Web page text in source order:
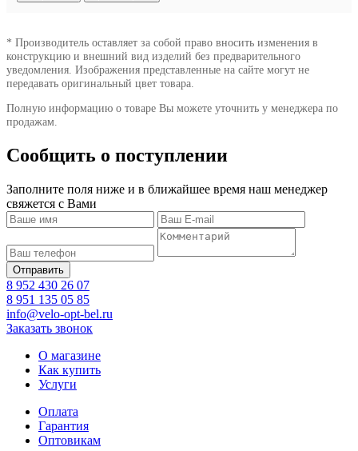
* Производитель оставляет за собой право вносить изменения в
конструкцию и внешний вид изделий без предварительного
уведомления. Изображения представленные на сайте могут не
передавать оригинальный цвет товара.
Полную информацию о товаре Вы можете уточнить у менеджера по
продажам.
Сообщить о поступлении
Заполните поля ниже и в ближайшее время наш менеджер
свяжется с Вами
8 952 430 26 07
8 951 135 05 85
info@velo-opt-bel.ru
Заказать звонок
О магазине
Как купить
Услуги
Оплата
Гарантия
Оптовикам